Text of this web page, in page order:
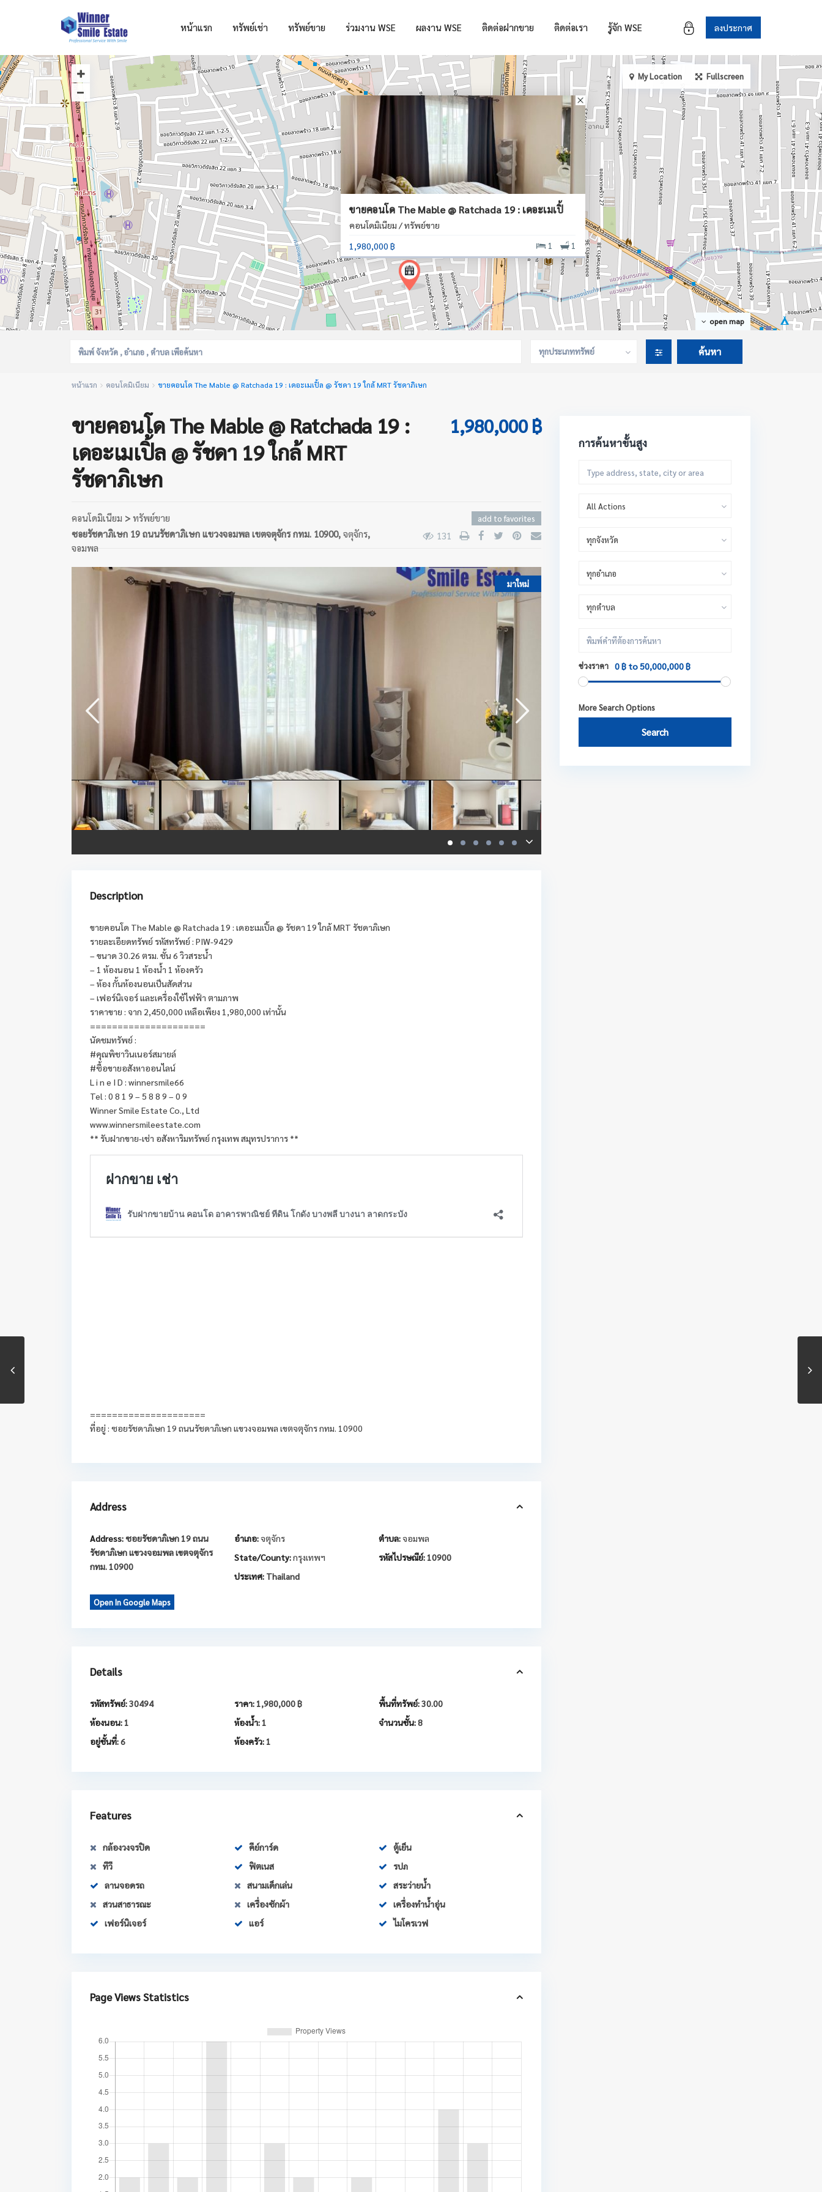
ลงประกาศ
หน้าแรก ทรัพย์เช่า ทรัพย์ขาย ร่วมงาน WSE ผลงาน WSE ติดต่อฝากขาย ติดต่อเรา รู้จัก WSE
ขายคอนโด The Mable @ Ratchada 19 : เดอะเมเปิ้
คอนโดมิเนียม / ทรัพย์ขาย
1,980,000 ฿
1
1
open map
My Location Fullscreen
ทุกประเภททรัพย์
หน้าแรก คอนโดมิเนียม ขายคอนโด The Mable @ Ratchada 19 : เดอะเมเปิ้ล @ รัชดา 19 ใกล้ MRT รัชดาภิเษก
ขายคอนโด The Mable @ Ratchada 19 :
เดอะเมเปิ้ล @ รัชดา 19 ใกล้ MRT
รัชดาภิเษก
1,980,000 ฿
คอนโดมิเนียม > ทรัพย์ขาย
ซอยรัชดาภิเษก 19 ถนนรัชดาภิเษก แขวงจอมพล เขตจตุจักร กทม. 10900, จตุจักร,
จอมพล
add to favorites
131
มาใหม่
Description
ขายคอนโด The Mable @ Ratchada 19 : เดอะเมเปิ้ล @ รัชดา 19 ใกล้ MRT รัชดาภิเษก
รายละเอียดทรัพย์ รหัสทรัพย์ : PIW-9429
– ขนาด 30.26 ตรม. ชั้น 6 วิวสระน้ำ
– 1 ห้องนอน 1 ห้องน้ำ 1 ห้องครัว
– ห้อง กั้นห้องนอนเป็นสัดส่วน
– เฟอร์นิเจอร์ และเครื่องใช้ไฟฟ้า ตามภาพ
ราคาขาย : จาก 2,450,000 เหลือเพียง 1,980,000 เท่านั้น
=====================
นัดชมทรัพย์ :
#คุณพิชาวินเนอร์สมายล์
#ซื้อขายอสังหาออนไลน์
L i n e I D : winnersmile66
Tel : 0 8 1 9 – 5 8 8 9 – 0 9
Winner Smile Estate Co., Ltd
www.winnersmileestate.com
** รับฝากขาย-เช่า อสังหาริมทรัพย์ กรุงเทพ สมุทรปราการ **
=====================
ที่อยู่ : ซอยรัชดาภิเษก 19 ถนนรัชดาภิเษก แขวงจอมพล เขตจตุจักร กทม. 10900
Address
Address:ซอยรัชดาภิเษก 19 ถนน
รัชดาภิเษก แขวงจอมพล เขตจตุจักร
กทม. 10900
อำเภอ:จตุจักร ตำบล:จอมพล
State/County:กรุงเทพฯ รหัสไปรษณีย์: 10900
ประเทศ: Thailand
Open In Google Maps
Details
รหัสทรัพย์:30494 ราคา: 1,980,000 ฿ พื้นที่ทรัพย์:30.00
ห้องนอน: 1 ห้องน้ำ: 1 จำนวนชั้น:8
อยู่ชั้นที่:6 ห้องครัว: 1
Features
กล้องวงจรปิด คีย์การ์ด
ตู้เย็น
ทีวี
ฟิตเนส
รปภ
ลานจอดรถ
สนามเด็กเล่น
สระว่ายน้ำ
สวนสาธารณะ
เครื่องซักผ้า
เครื่องทำน้ำอุ่น
เฟอร์นิเจอร์
แอร์ ไมโครเวฟ
Page Views Statistics
การค้นหาขั้นสูง
All Actions
ทุกจังหวัด
ทุกอำเภอ
ทุกตำบล
ช่วงราคา 0 ฿ to 50,000,000 ฿
More Search Options
Search